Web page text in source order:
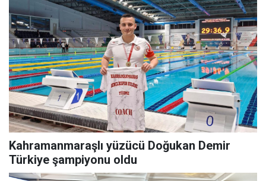
Kahramanmaraşlı yüzücü Doğukan Demir
Türkiye şampiyonu oldu